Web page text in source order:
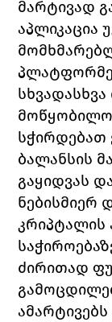
მარტივად
აპლიკაცია
სჭირდებათ
ბალანსის
გაყიდვას
ნებისმიერ
კრიპტალის
ძირითად